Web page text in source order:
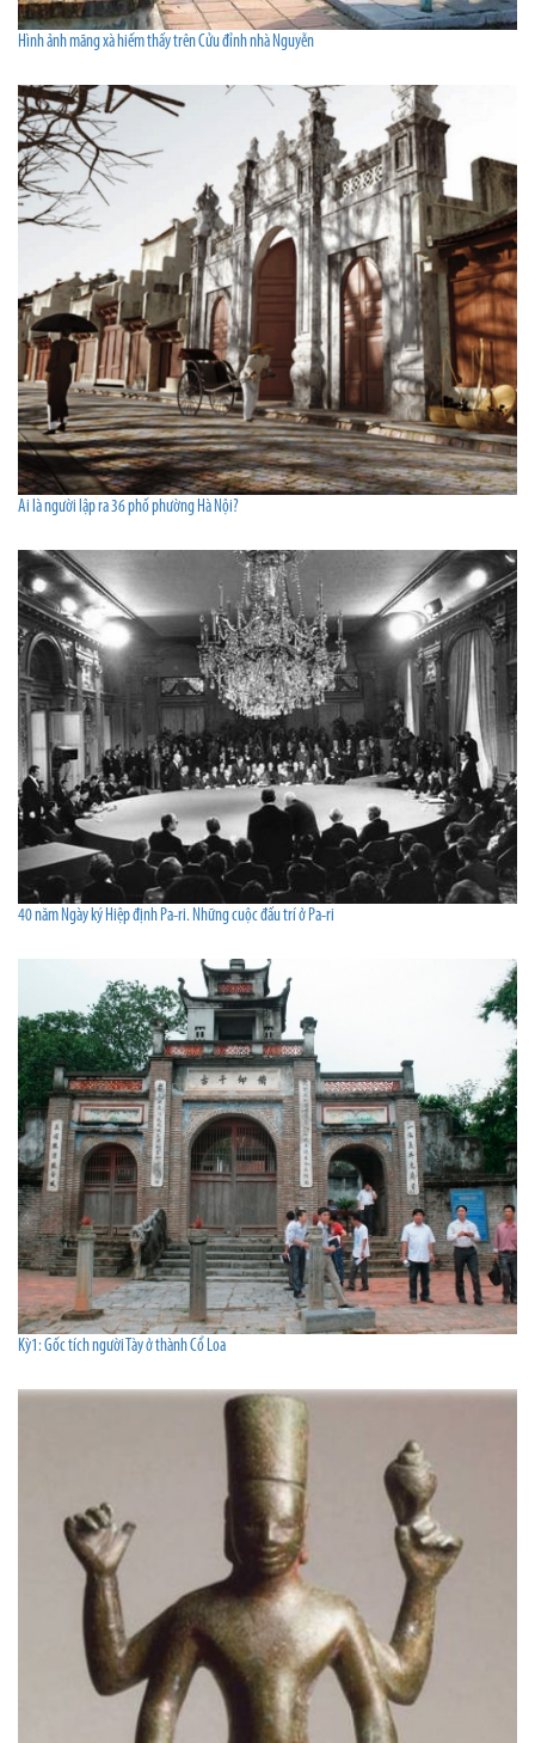
Hình ảnh mãng xà hiếm thấy trên Cửu đỉnh nhà Nguyễn
Ai là người lập ra 36 phố phường Hà Nội?
40 năm Ngày ký Hiệp định Pa-ri. Những cuộc đấu trí ở Pa-ri
Kỳ1: Gốc tích người Tày ở thành Cổ Loa